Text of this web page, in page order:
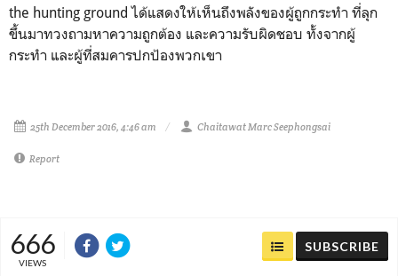
the hunting ground ได้แสดงให้เห็นถึงพลังของผู้ถูกกระทำ ที่ลุก
ขึ้นมาทวงถามหาความถูกต้อง และความรับผิดชอบ ทั้งจากผู้
กระทำ และผู้ที่สมคารปกป้องพวกเขา
25th December 2016, 4:46 am Chaitawat Marc Seephongsai
Report
666
VIEWS
SUBSCRIBE